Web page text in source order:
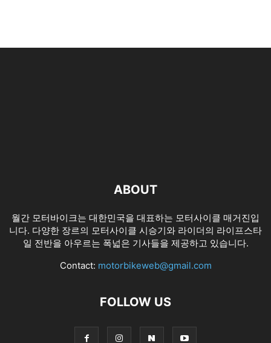
ABOUT
월간 모터바이크는 대한민국을 대표하는 모터사이클 매거진입
니다. 다양한 장르의 모터사이클 시승기와 라이더의 라이프스타
일 전반을 아우르는 폭넓은 기사들을 제공하고 있습니다.
Contact: motorbikeweb@gmail.com
FOLLOW US